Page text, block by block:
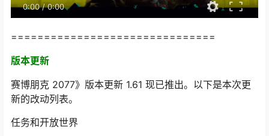
0:00/0:00
===============================
版本更新
赛博朋克 2077》版本更新 1.61 现已推出。以下是本次更
新的改动列表。
任务和开放世界